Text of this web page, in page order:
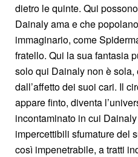
dietro le quinte. Qui
Dainaly ama e che
immaginario, come
fratello. Qui la sua fantasia
solo qui Dainaly non è
dall’affetto dei suoi cari. Il
appare finto, diventa
incontaminato in cui
impercettibili sfumature del
così impenetrabile, a tratti